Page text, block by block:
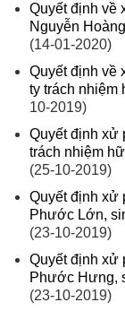
Quyết định về
Nguyễn
(14-01-2020)
Quyết định về
ty trách nhiệm
10-2019)
Quyết định xử
trách nhiệm
(25-10-2019)
Quyết định xử
Phước Lớn,
(23-10-2019)
Quyết định xử
Phước Hưng,
(23-10-2019)